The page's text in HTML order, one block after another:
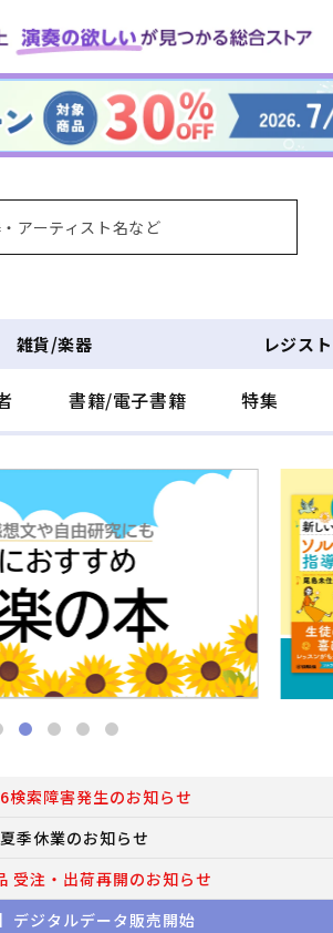
書籍/電子書籍 特集
雑貨/楽器 レジスト
検索障害発生のお知らせ
季休業のお知らせ
受注・出荷再開のお知らせ
デジタルデータ販売開始